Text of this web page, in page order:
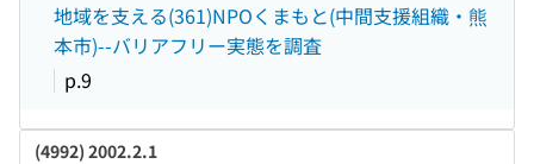
地域を支える(361)NPOくまもと(中間支援組織・熊
本市)--バリアフリー実態を調査
p.9
(4992) 2002.2.1